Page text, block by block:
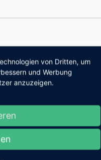
Beginn Ende Ort
2026
2026
Hornberg
von Dritten, um
und Werbung
anzuzeigen.